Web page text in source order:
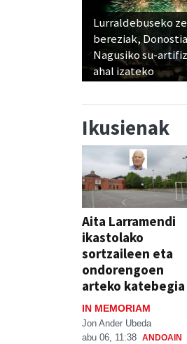
Lurraldebuseko
bereziak,
Nagusiko su-
ahal izateko
Ikusienak
Aita Larramendi
ikastolako
sortzaileen eta
ondorengoen
arteko katebegia
IN MEMORIAM
Jon Ander Ubeda
abu 06, 11:38 ANDOAIN